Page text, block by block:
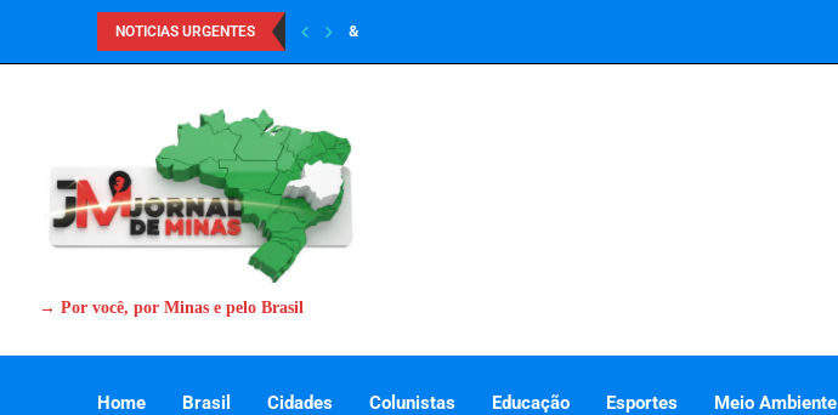
NOTICIAS URGENTES &
→ Por você, por Minas e pelo Brasil
Home Brasil Cidades Colunistas Educação Esportes Meio Ambiente